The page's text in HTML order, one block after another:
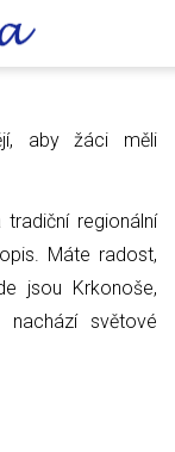
aby žáci měli
regionální
Máte radost,
jsou Krkonoše,
světové